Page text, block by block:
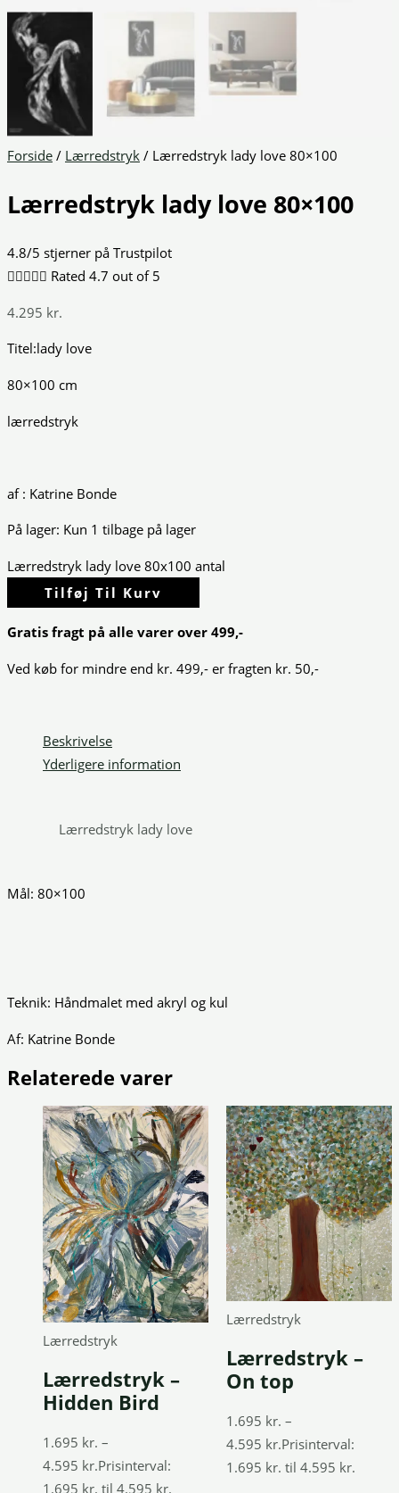
Forside / Lærredstryk / Lærredstryk lady love 80×100
Lærredstryk lady love 80×100
4.8/5 stjerner på Trustpilot
 Rated 4.7 out of 5
4.295 kr.
Titel:lady love
80×100 cm
lærredstryk
af : Katrine Bonde
På lager: Kun 1 tilbage på lager
Lærredstryk lady love 80x100 antal
Tilføj Til Kurv
Gratis fragt på alle varer over 499,-
Ved køb for mindre end kr. 499,- er fragten kr. 50,-
Beskrivelse
Yderligere information
Lærredstryk lady love
Mål: 80×100
Teknik: Håndmalet med akryl og kul
Af: Katrine Bonde
Relaterede varer
Lærredstryk
Lærredstryk –
Hidden Bird
1.695 kr. –
4.595 kr.Prisinterval:
1.695 kr. til 4.595 kr.
Lærredstryk
Lærredstryk –
On top
1.695 kr. –
4.595 kr.Prisinterval:
1.695 kr. til 4.595 kr.